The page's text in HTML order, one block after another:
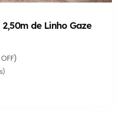
de Linho Gaze